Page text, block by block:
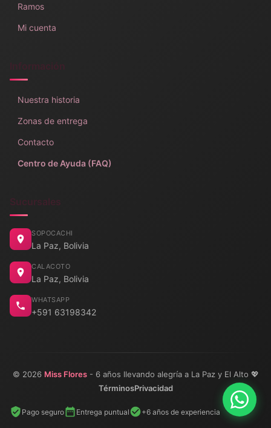
Ramos
Mi cuenta
Información
Nuestra historia
Zonas de entrega
Contacto
Centro de Ayuda (FAQ)
Sucursales
SOPOCACHI
La Paz, Bolivia
CALACOTO
La Paz, Bolivia
WHATSAPP
+591 63198342
© 2026 Miss Flores- 6 años llevando alegría a La Paz y El Alto 💖
TérminosPrivacidad
Pago seguro Entrega puntual +6 años de experiencia